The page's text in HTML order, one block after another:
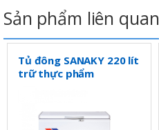
Sản phẩm liên quan
Tủ đông SANAKY 220 lít
trữ thực phẩm